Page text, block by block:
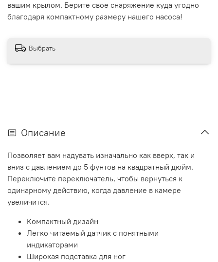
вашим крылом. Берите свое снаряжение куда угодно
благодаря компактному размеру нашего насоса!
Выбрать
Описание
Позволяет вам надувать изначально как вверх, так и
вниз с давлением до 5 фунтов на квадратный дюйм.
Переключите переключатель, чтобы вернуться к
одинарному действию, когда давление в камере
увеличится.
Компактный дизайн
Легко читаемый датчик с понятными
индикаторами
Широкая подставка для ног